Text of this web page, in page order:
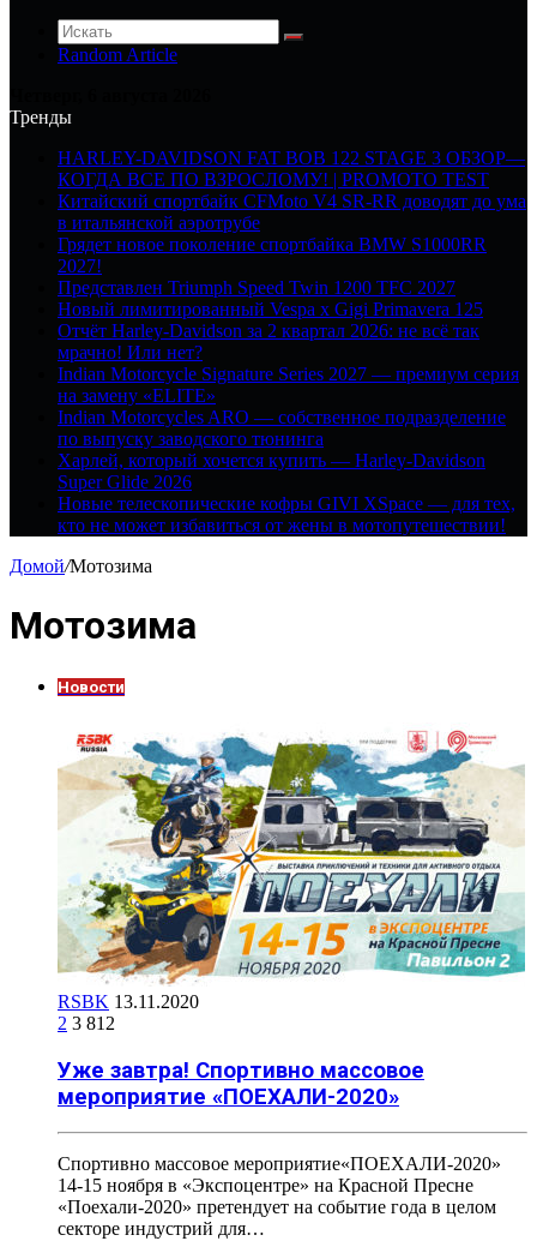
Random Article
Тренды
HARLEY-DAVIDSON FAT BOB 122 STAGE 3 ОБЗОР—
КОГДА ВСЕ ПО ВЗРОСЛОМУ! | PROMOTO TEST
Китайский спортбайк CFMoto V4 SR-RR доводят до ума
в итальянской аэротрубе
Грядет новое поколение спортбайка BMW S1000RR
2027!
Представлен Triumph Speed Twin 1200 TFC 2027
Новый лимитированный Vespa x Gigi Primavera 125
Отчёт Harley-Davidson за 2 квартал 2026: не всё так
мрачно! Или нет?
Indian Motorcycle Signature Series 2027 — премиум серия
на замену «ELITE»
Indian Motorcycles ARO — собственное подразделение
по выпуску заводского тюнинга
Харлей, который хочется купить — Harley-Davidson
Super Glide 2026
Новые телескопические кофры GIVI XSpace — для тех,
кто не может избавиться от жены в мотопутешествии!
Домой/Мотозима
Мотозима
Новости
RSBK 13.11.2020
2 3 812
Уже завтра! Спортивно массовое
мероприятие «ПОЕХАЛИ-2020»
Спортивно массовое мероприятие«ПОЕХАЛИ-2020»
14-15 ноября в «Экспоцентре» на Красной Пресне
«Поехали-2020» претендует на событие года в целом
секторе индустрий для…